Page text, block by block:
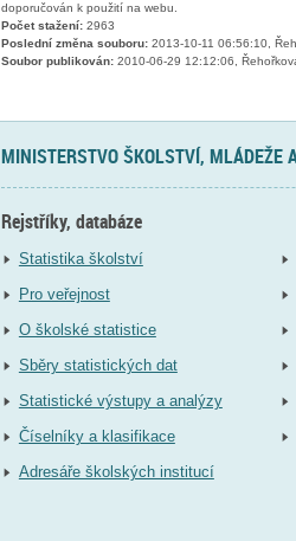
doporučován k použití na webu.
Počet stažení:2963
Poslední změna souboru:2013-10-11 06:56:10,
Soubor publikován:2010-06-29 12:12:06,
MINISTERSTVO ŠKOLSTVÍ, MLÁDEŽE
Rejstříky, databáze
Statistika školství
Pro veřejnost
O školské statistice
Sběry statistických dat
Statistické výstupy a analýzy
Číselníky a klasifikace
Adresáře školských institucí